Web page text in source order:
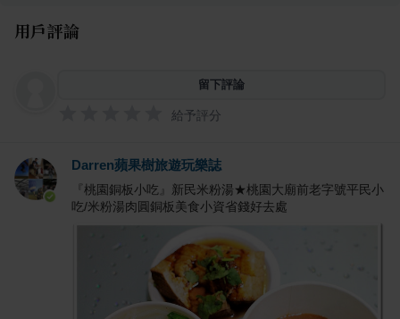
用戶評論
留下評論
給予評分
Darren蘋果樹旅遊玩樂誌
『桃園銅板小吃』新民米粉湯★桃園大廟前老字號平民小
吃/米粉湯肉圓銅板美食小資省錢好去處